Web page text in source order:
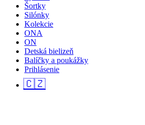
Šortky
Silónky
Kolekcie
ONA
ON
Detská bielizeň
Balíčky a poukážky
Prihlásenie
🇨🇿